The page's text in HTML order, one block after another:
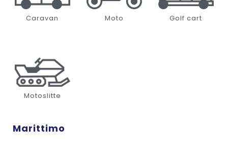
Caravan Moto Golf cart
Motoslitte
Marittimo